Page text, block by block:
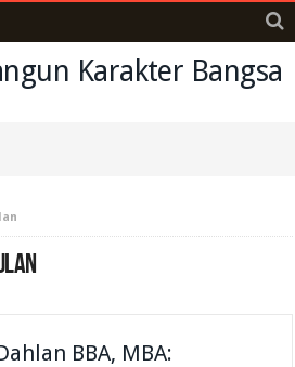
BBA, MBA: